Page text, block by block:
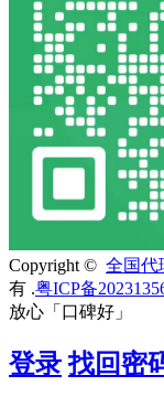
Copyright © 全国代
有 .粤ICP备
放心「口碑好」
登录 找回密